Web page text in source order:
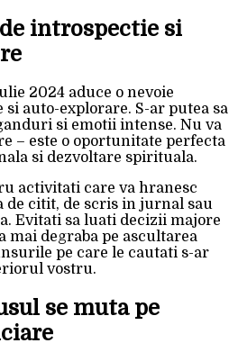
introspectie si
2024 aduce o nevoie
auto-explorare. S-ar putea sa
si emotii intense. Nu va
– este o oportunitate perfecta
si dezvoltare spirituala.
activitati care va hranesc
de citit, de scris in jurnal sau
Evitati sa luati decizii majore
mai degraba pe ascultarea
pe care le cautati s-ar
vostru.
se muta pe